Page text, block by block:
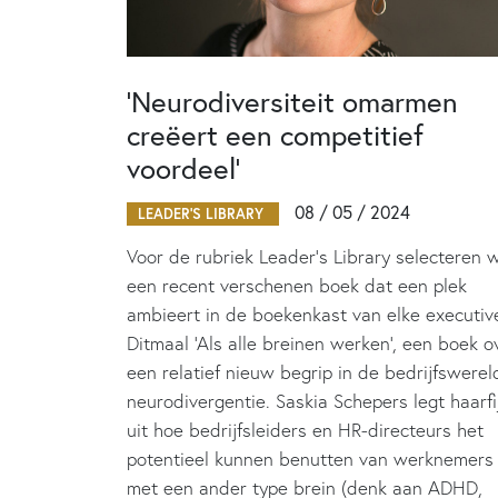
‘Neurodiversiteit omarmen
creëert een competitief
voordeel’
LEADER'S LIBRARY
08 / 05 / 2024
Voor de rubriek Leader’s Library selecteren
een recent verschenen boek dat een plek
ambieert in de boekenkast van elke
Ditmaal ‘Als alle breinen werken’, een boek
een relatief nieuw begrip in de
neurodivergentie. Saskia Schepers legt
uit hoe bedrijfsleiders en HR-directeurs het
potentieel kunnen benutten van werknemers
met een ander type brein (denk aan ADHD,